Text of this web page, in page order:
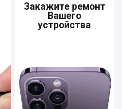
Закажите ремонт
Вашего
устройства